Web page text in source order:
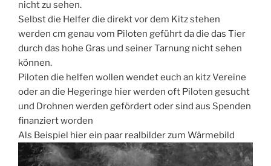
nicht zu sehen.
Selbst die Helfer die direkt vor dem Kitz stehen
werden cm genau vom Piloten geführt da die das Tier
durch das hohe Gras und seiner Tarnung nicht sehen
können.
Piloten die helfen wollen wendet euch an kitz Vereine
oder an die Hegeringe hier werden oft Piloten gesucht
und Drohnen werden gefördert oder sind aus Spenden
finanziert worden
Als Beispiel hier ein paar realbilder zum Wärmebild